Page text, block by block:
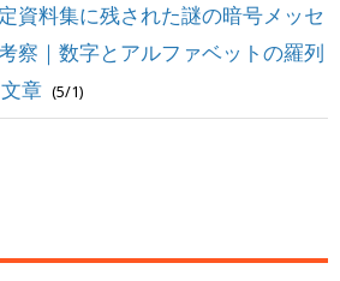
資料集に残された謎の暗号メッセ
察｜数字とアルファベットの羅列
章 (5/1)